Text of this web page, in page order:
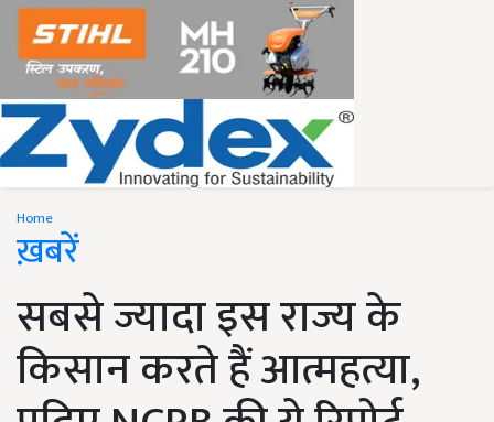
Home
ख़बरें
सबसे ज्यादा इस राज्य के
किसान करते हैं आत्महत्या,